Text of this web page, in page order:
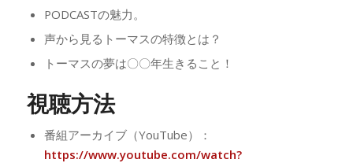
PODCASTの魅力。
声から見るトーマスの特徴とは？
トーマスの夢は〇〇年生きること！
視聴方法
番組アーカイブ（YouTube）：
https://www.youtube.com/watch?